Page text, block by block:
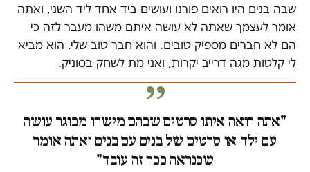
שבה בנים היו רואים פורנו ועושים ביד אחד ליד השני, ואתה
אומר לעצמך שאתה לא עושה איתם משהו מעבר לזה כי
הם לא חברים מספיק טובים. והוא חבר טוב שלי. הוא מביא
לי קלטות מגה דרייב יקרות, ואני מת לשחק בסוניק.
"אתה רואה איתו סרטים שבהם מישהו מבוגר עושה
עם ילד או סרטים של בנים עם בנים ואתה אומר
שכנראה ככה זה עובד"